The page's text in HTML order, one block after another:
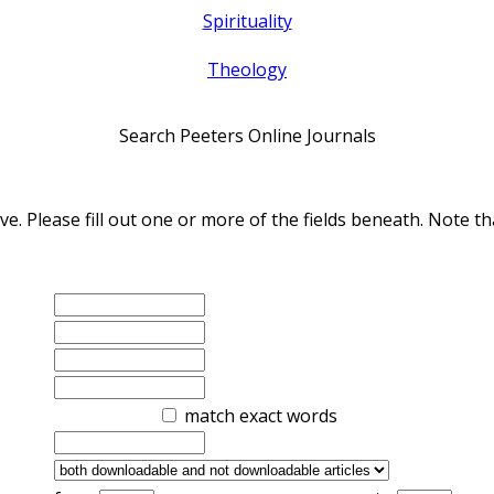
Spirituality
Theology
Search Peeters Online Journals
Please fill out one or more of the fields beneath. Note
match exact words